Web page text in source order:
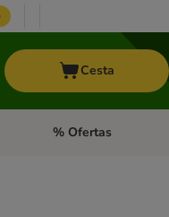
Cesta
abierto: Otros animales
Menú de categoria
% Ofertas